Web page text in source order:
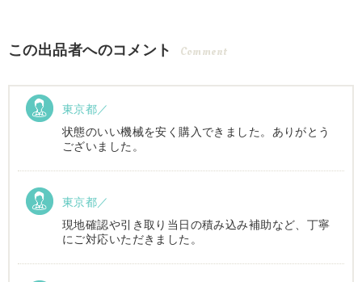
この出品者へのコメント Comment
東京都／
状態のいい機械を安く購入できました。ありがとう
ございました。
東京都／
現地確認や引き取り当日の積み込み補助など、丁寧
にご対応いただきました。